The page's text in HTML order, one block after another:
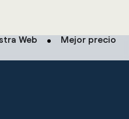
Web Mejor precio